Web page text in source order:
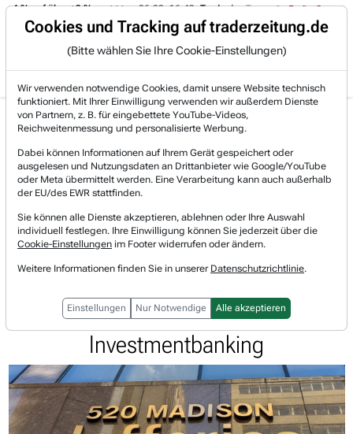
Trading-Room
% auf über +3 %. 06.08. 16:49 Trade des Tages 06.08.
Gratis Account Login
Jetzt registrieren und gratis Artikel lesen.
Bereits bei TraderFox registriert? Jetzt anmelden!
Home
Lists & Rankings
Top-Wachstumsaktien-Umsatz-und-Gewinn
Buffett setzt auf Jefferies: Strategische Fokussie...
Jefferies Financial Group Watchlist
Buffett setzt auf Jefferies:
Wachstumstreiber im
Investmentbanking
Cookies und Tracking auf traderzeitung.de
(Bitte wählen Sie Ihre Cookie-Einstellungen)
Wir verwenden notwendige Cookies, damit unsere Website technisch
funktioniert. Mit Ihrer Einwilligung verwenden wir außerdem Dienste
von Partnern, z. B. für eingebettete YouTube-Videos,
Reichweitenmessung und personalisierte Werbung.
Dabei können Informationen auf Ihrem Gerät gespeichert oder
ausgelesen und Nutzungsdaten an Drittanbieter wie Google/YouTube
oder Meta übermittelt werden. Eine Verarbeitung kann auch außerhalb
der EU/des EWR stattfinden.
Sie können alle Dienste akzeptieren, ablehnen oder Ihre Auswahl
individuell festlegen. Ihre Einwilligung können Sie jederzeit über die
Cookie-Einstellungen im Footer widerrufen oder ändern.
Weitere Informationen finden Sie in unserer Datenschutzrichtlinie.
Einstellungen Nur Notwendige Alle akzeptieren